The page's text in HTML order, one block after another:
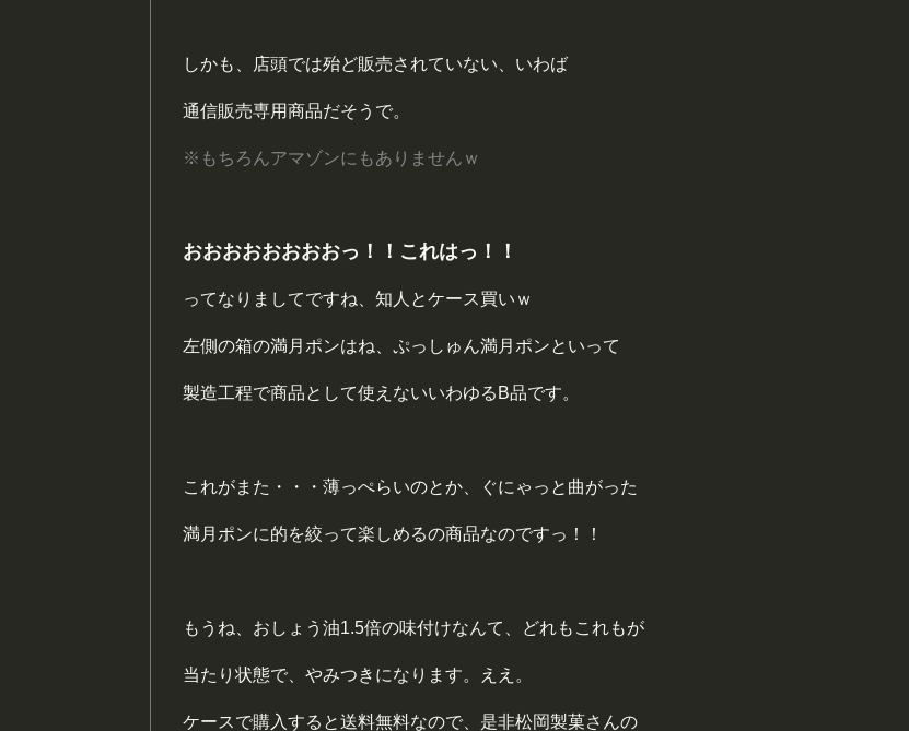
しかも、店頭では殆ど販売されていない、いわば
通信販売専用商品だそうで。
※もちろんアマゾンにもありませんｗ
おおおおおおおおっ！！これはっ！！
ってなりましてですね、知人とケース買いｗ
左側の箱の満月ポンはね、ぷっしゅん満月ポンといって
製造工程で商品として使えないいわゆるB品です。
これがまた・・・薄っぺらいのとか、ぐにゃっと曲がった
満月ポンに的を絞って楽しめるの商品なのですっ！！
もうね、おしょう油1.5倍の味付けなんて、どれもこれもが
当たり状態で、やみつきになります。ええ。
ケースで購入すると送料無料なので、是非松岡製菓さんの